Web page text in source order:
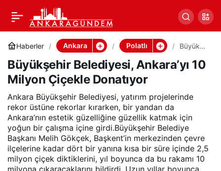
Haberler Ankara Polatlı
Büyükşe
Belediye
si,
Milyon
Donatıyo
r
Büyükşehir Belediyesi, Ankara’yı 10
Milyon Çiçekle Donatıyor
Ankara Büyükşehir Belediyesi, yatırım projelerinde
rekor üstüne rekorlar kırarken, bir yandan da
Ankara’nın estetik güzelliğine güzellik katmak için
yoğun bir çalışma içine girdi.Büyükşehir Belediye
Başkanı Melih Gökçek, Başkent’in merkezinden çevre
ilçelerine kadar dört bir yanına kısa bir süre içinde 2,5
milyon çiçek diktiklerini, yıl boyunca da bu rakamı 10
milyona çıkaracaklarını bildirdi. Uzun yıllar boyunca
Büyükşehir Belediyesi,
Ankara’yı 10 Milyon
Çiçekle Donatıyor
Paylaş